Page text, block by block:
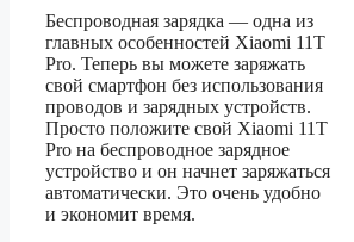
Беспроводная зарядка — одна из
главных особенностей Xiaomi 11T
Pro. Теперь вы можете заряжать
свой смартфон без использования
проводов и зарядных устройств.
Просто положите свой Xiaomi 11T
Pro на беспроводное зарядное
устройство и он начнет заряжаться
автоматически. Это очень удобно
и экономит время.